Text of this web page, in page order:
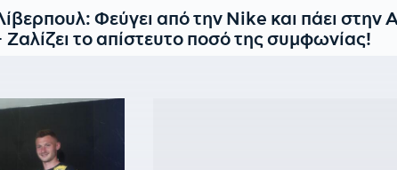
Φεύγει από την Nike και πάει στην
Ζαλίζει το απίστευτο ποσό της συμφωνίας!